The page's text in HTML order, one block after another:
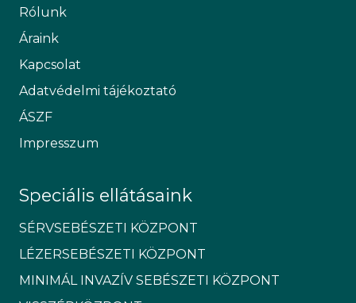
Rólunk
Áraink
Kapcsolat
Adatvédelmi tájékoztató
ÁSZF
Impresszum
Speciális ellátásaink
SÉRVSEBÉSZETI KÖZPONT
LÉZERSEBÉSZETI KÖZPONT
MINIMÁL INVAZÍV SEBÉSZETI KÖZPONT